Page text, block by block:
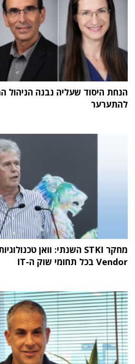
הנחת היסוד שעליה נבנה הניהול
להתערער
Vendor בכל תחומי שוק ה-IT